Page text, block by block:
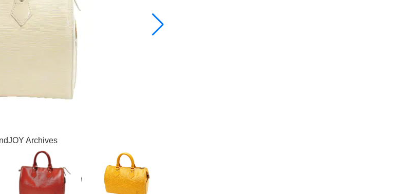
Archives